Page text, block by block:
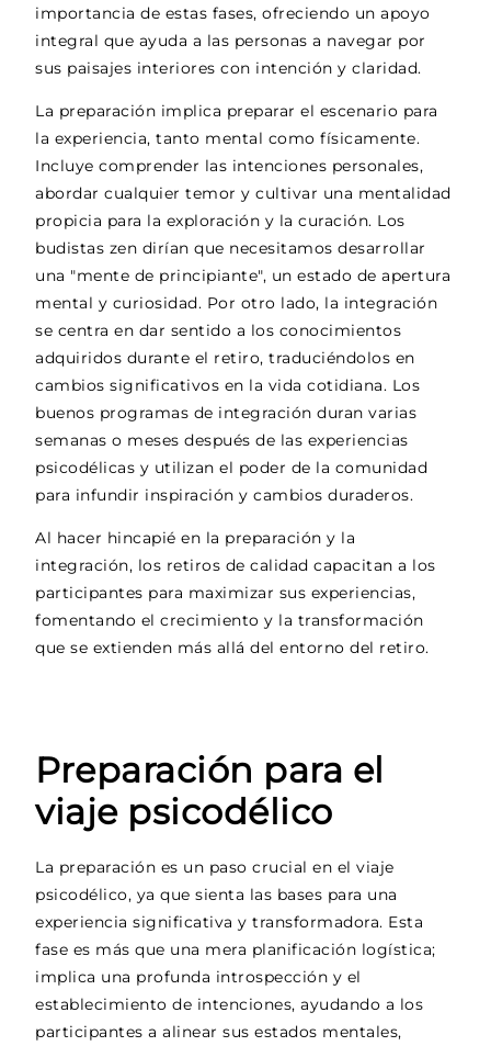
importancia de estas fases, ofreciendo un apoyo
integral que ayuda a las personas a navegar por
sus paisajes interiores con intención y claridad.
La preparación implica preparar el escenario para
la experiencia, tanto mental como físicamente.
Incluye comprender las intenciones personales,
abordar cualquier temor y cultivar una mentalidad
propicia para la exploración y la curación. Los
budistas zen dirían que necesitamos desarrollar
una "mente de principiante", un estado de apertura
mental y curiosidad. Por otro lado, la integración
se centra en dar sentido a los conocimientos
adquiridos durante el retiro, traduciéndolos en
cambios significativos en la vida cotidiana. Los
buenos programas de integración duran varias
semanas o meses después de las experiencias
psicodélicas y utilizan el poder de la comunidad
para infundir inspiración y cambios duraderos.
Al hacer hincapié en la preparación y la
integración, los retiros de calidad capacitan a los
participantes para maximizar sus experiencias,
fomentando el crecimiento y la transformación
que se extienden más allá del entorno del retiro.
Preparación para el
viaje psicodélico
La preparación es un paso crucial en el viaje
psicodélico, ya que sienta las bases para una
experiencia significativa y transformadora. Esta
fase es más que una mera planificación logística;
implica una profunda introspección y el
establecimiento de intenciones, ayudando a los
participantes a alinear sus estados mentales,